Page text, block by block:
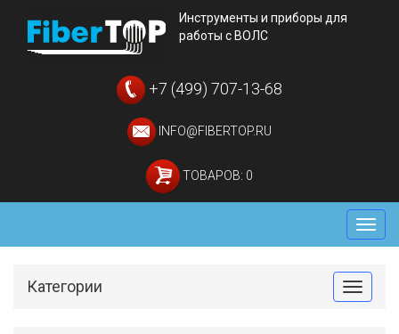
Инструменты и приборы для
работы с ВОЛС
+7 (499) 707-13-68
INFO@FIBERTOP.RU
ТОВАРОВ: 0
Меню
Toggle
Категории